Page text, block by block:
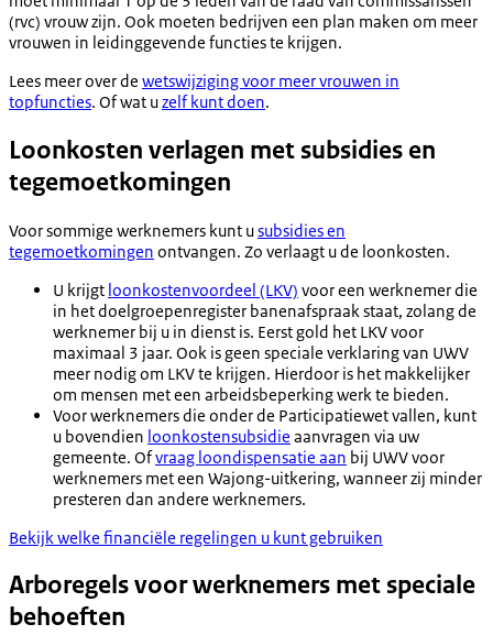
(rvc) vrouw zijn. Ook moeten bedrijven een plan maken om meer
vrouwen in leidinggevende functies te krijgen.
Lees meer over de wetswijziging voor meer vrouwen in
topfuncties. Of wat uzelf kunt doen.
Loonkosten verlagen met subsidies en
tegemoetkomingen
Voor sommige werknemers kunt usubsidies en
tegemoetkomingen ontvangen. Zo verlaagt u de loonkosten.
U krijgt loonkostenvoordeel (LKV) voor een werknemer die
in het doelgroepenregister banenafspraak staat, zolang de
werknemer bij u in dienst is. Eerst gold het LKV voor
maximaal 3 jaar. Ook is geen speciale verklaring van UWV
meer nodig om LKV te krijgen. Hierdoor is het makkelijker
om mensen met een arbeidsbeperking werk te bieden.
Voor werknemers die onder de Participatiewet vallen, kunt
u bovendien loonkostensubsidie aanvragen via uw
gemeente. Ofvraag loondispensatie aan bij UWV voor
werknemers met een Wajong-uitkering, wanneer zij minder
presteren dan andere werknemers.
Bekijk welke financiële regelingen u kunt gebruiken
Arboregels voor werknemers met speciale
behoeften